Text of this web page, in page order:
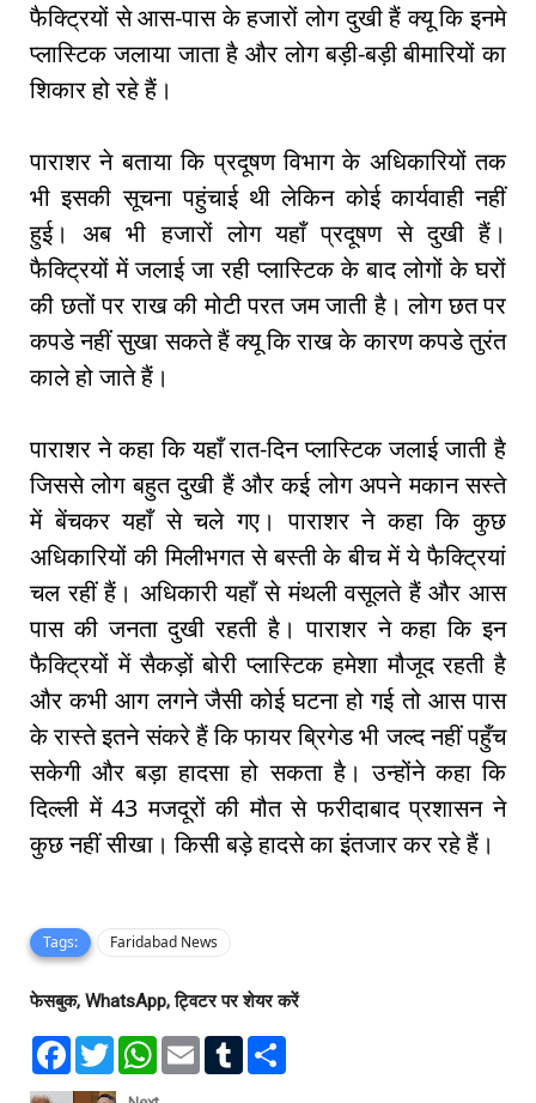
फैक्ट्रियों से आस-पास के हजारों लोग दुखी हैं क्यू कि इनमे
प्लास्टिक जलाया जाता है और लोग बड़ी-बड़ी बीमारियों का
शिकार हो रहे हैं।
पाराशर ने बताया कि प्रदूषण विभाग के अधिकारियों तक
भी इसकी सूचना पहुंचाई थी लेकिन कोई कार्यवाही नहीं
हुई। अब भी हजारों लोग यहाँ प्रदूषण से दुखी हैं।
फैक्ट्रियों में जलाई जा रही प्लास्टिक के बाद लोगों के घरों
की छतों पर राख की मोटी परत जम जाती है। लोग छत पर
कपडे नहीं सुखा सकते हैं क्यू कि राख के कारण कपडे तुरंत
काले हो जाते हैं।
पाराशर ने कहा कि यहाँ रात-दिन प्लास्टिक जलाई जाती है
जिससे लोग बहुत दुखी हैं और कई लोग अपने मकान सस्ते
में बेंचकर यहाँ से चले गए। पाराशर ने कहा कि कुछ
अधिकारियों की मिलीभगत से बस्ती के बीच में ये फैक्ट्रियां
चल रहीं हैं। अधिकारी यहाँ से मंथली वसूलते हैं और आस
पास की जनता दुखी रहती है। पाराशर ने कहा कि इन
फैक्ट्रियों में सैकड़ों बोरी प्लास्टिक हमेशा मौजूद रहती है
और कभी आग लगने जैसी कोई घटना हो गई तो आस पास
के रास्ते इतने संकरे हैं कि फायर ब्रिगेड भी जल्द नहीं पहुँच
सकेगी और बड़ा हादसा हो सकता है। उन्होंने कहा कि
दिल्ली में 43 मजदूरों की मौत से फरीदाबाद प्रशासन ने
कुछ नहीं सीखा। किसी बड़े हादसे का इंतजार कर रहे हैं।
Tags: Faridabad News
फेसबुक, WhatsApp, ट्विटर पर शेयर करें
F
T
w
W
E
T